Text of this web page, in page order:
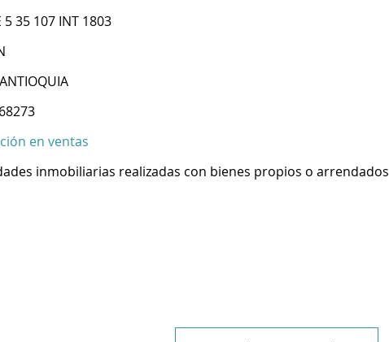
5 35 107 INT 1803
ANTIOQUIA
en ventas
inmobiliarias realizadas con bienes propios o arrendados